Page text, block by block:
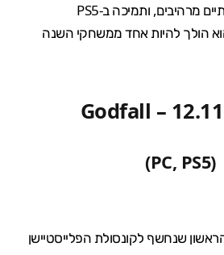
PS5
הולך להיות אחד ממשחקי השנה
(PC, PS5)
שנחשף לקונסולת הפלייסטיישן